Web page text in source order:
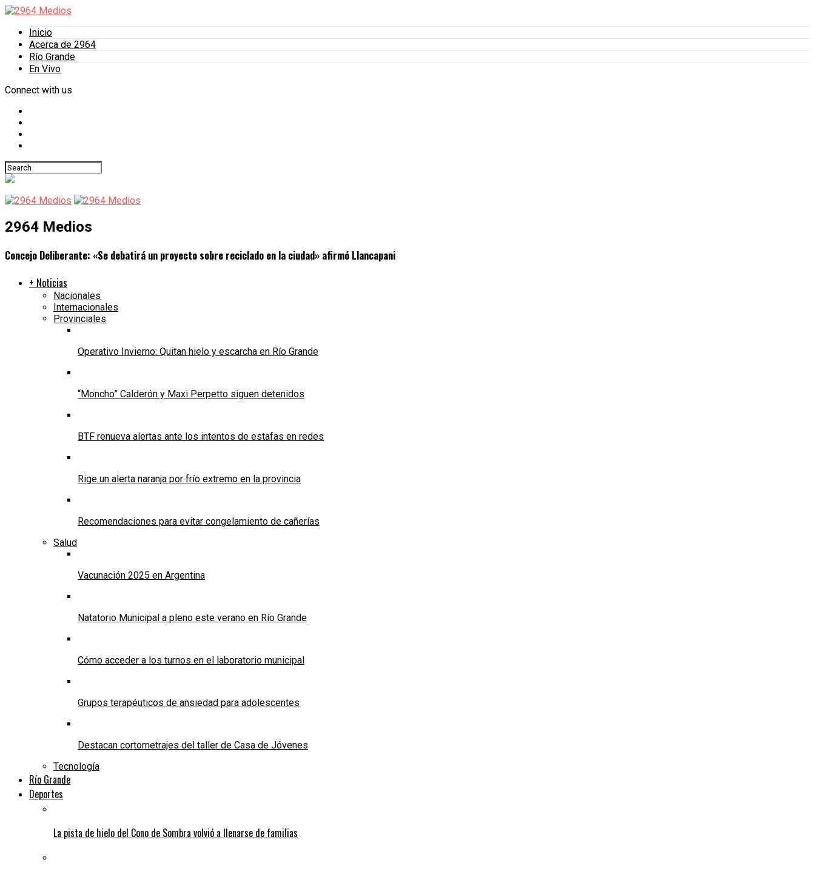
Inicio
Acerca de 2964
Río Grande
En Vivo
Connect with us
2964 Medios
Concejo Deliberante: «Se debatirá un proyecto sobre reciclado en la ciudad» afirmó Llancapani
+ Noticias
Nacionales
Internacionales
Provinciales
Operativo Invierno: Quitan hielo y escarcha en Río Grande
“Moncho” Calderón y Maxi Perpetto siguen detenidos
BTF renueva alertas ante los intentos de estafas en redes
Rige un alerta naranja por frío extremo en la provincia
Recomendaciones para evitar congelamiento de cañerías
Salud
Vacunación 2025 en Argentina
Natatorio Municipal a pleno este verano en Río Grande
Cómo acceder a los turnos en el laboratorio municipal
Grupos terapéuticos de ansiedad para adolescentes
Destacan cortometrajes del taller de Casa de Jóvenes
Tecnología
Río Grande
Deportes
La pista de hielo del Cono de Sombra volvió a llenarse de familias